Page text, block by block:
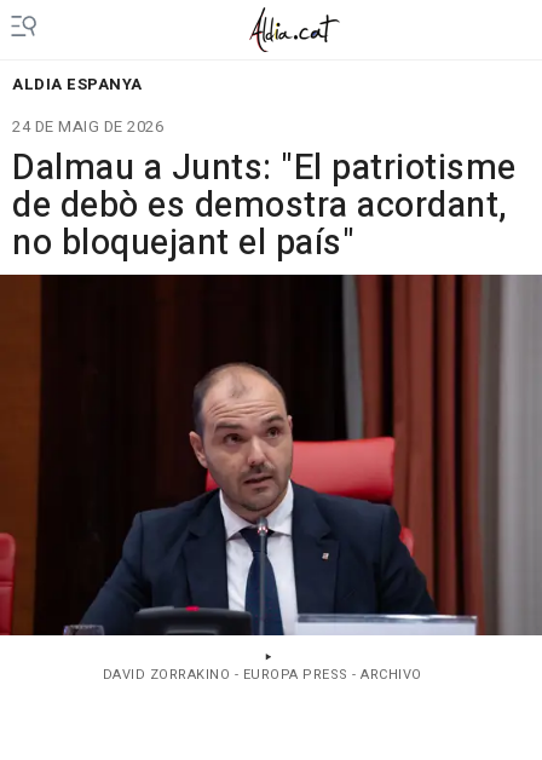
ALDIA ESPANYA
24 DE MAIG DE 2026
Dalmau a Junts: "El patriotisme
de debò es demostra acordant,
no bloquejant el país"
DAVID ZORRAKINO - EUROPA PRESS - ARCHIVO